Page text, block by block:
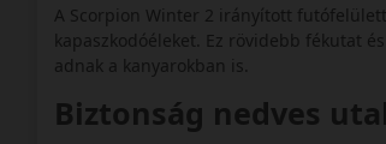
A Scorpion Winter 2 irányított
kapaszkodóéleket. Ez rövidebb fékutat
adnak a kanyarokban is.
Biztonság nedves